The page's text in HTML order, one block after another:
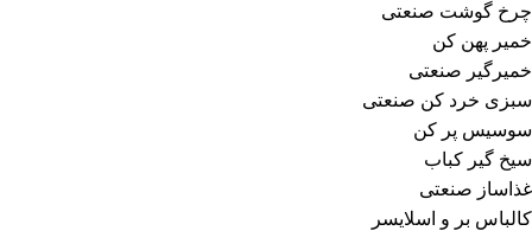
چرخ گوشت صنعتی
خمیر پهن کن
خمیرگیر صنعتی
سبزی خرد کن صنعتی
سوسیس پر کن
سیخ گیر کباب
غذاساز صنعتی
کالباس بر و اسلایسر